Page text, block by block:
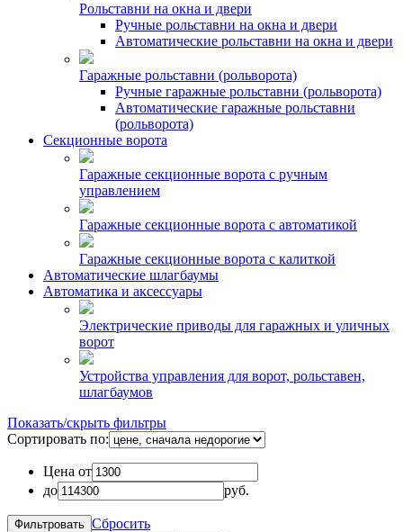
Рольставни на окна и двери
Ручные рольставни на окна и двери
Автоматические рольставни на окна и двери
Гаражные рольставни (рольворота)
Ручные гаражные рольставни (рольворота)
Автоматические гаражные рольставни
(рольворота)
Секционные ворота
Гаражные секционные ворота с ручным
управлением
Гаражные секционные ворота с автоматикой
Гаражные секционные ворота с калиткой
Автоматические шлагбаумы
Автоматика и аксессуары
Электрические приводы для гаражных и уличных
ворот
Устройства управления для ворот, рольставен,
шлагбаумов
Показать/скрыть фильтры
Сортировать по:
Цена от
до
руб.
Сбросить